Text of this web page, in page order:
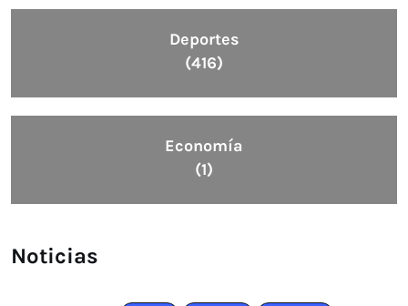
Deportes
(416)
Economía
(1)
Noticias